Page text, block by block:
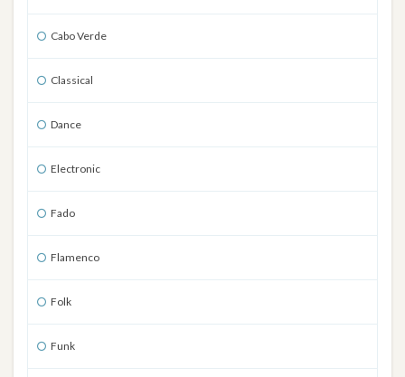
Cabo Verde
Classical
Dance
Electronic
Fado
Flamenco
Folk
Funk